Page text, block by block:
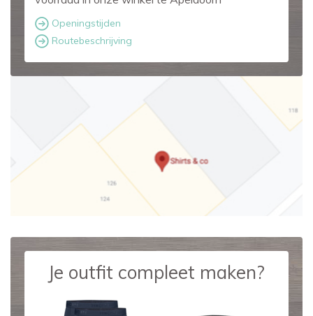
Openingstijden
Routebeschrijving
Je outfit compleet maken?